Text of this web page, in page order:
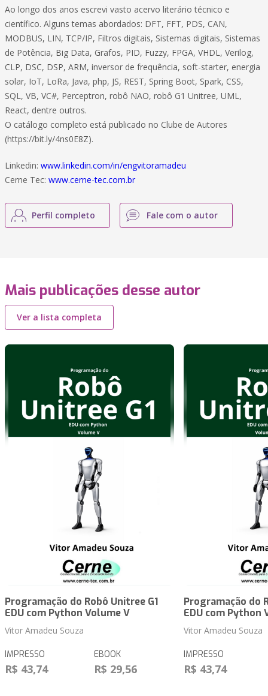
Ao longo dos anos escrevi vasto acervo literário técnico e
científico. Alguns temas abordados: DFT, FFT, PDS, CAN,
MODBUS, LIN, TCP/IP, Filtros digitais, Sistemas digitais, Sistemas
de Potência, Big Data, Grafos, PID, Fuzzy, FPGA, VHDL, Verilog,
CLP, DSC, DSP, ARM, inversor de frequência, soft-starter, energia
solar, IoT, LoRa, Java, php, JS, REST, Spring Boot, Spark, CSS,
SQL, VB, VC#, Perceptron, robô NAO, robô G1 Unitree, UML,
React, dentre outros.
O catálogo completo está publicado no Clube de Autores
(https://bit.ly/4ns0E8Z).
Linkedin: www.linkedin.com/in/engvitoramadeu
Cerne Tec: www.cerne-tec.com.br
Perfil completo Fale com o autor
Mais publicações desse autor
Ver a lista completa
Programação do Robô Unitree G1
EDU com Python Volume V
Vitor Amadeu Souza
IMPRESSO
R$ 43,74
EBOOK
R$ 29,56
Programação do
EDU com Python
Vitor Amadeu Souza
IMPRESSO
R$ 43,74